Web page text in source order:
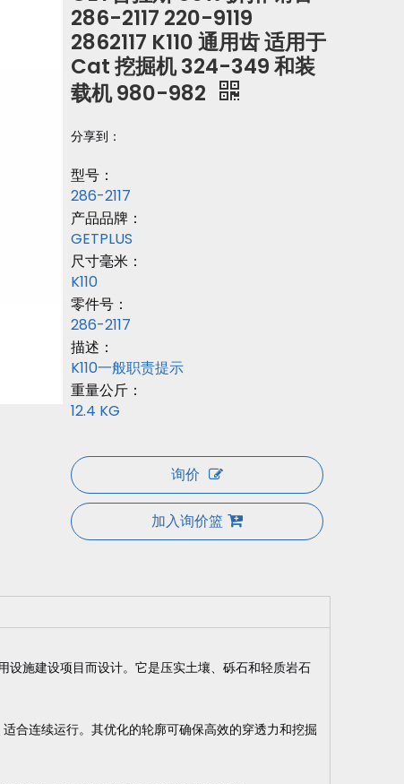
286-2117 220-9119
2862117 K110 通用齿 适用于
Cat 挖掘机 324-349 和装
载机 980-982
分享到：
型号：
286-2117
产品品牌：
GETPLUS
尺寸毫米：
K110
零件号：
286-2117
描述：
K110一般职责提示
重量公斤：
12.4 KG
询价
加入询价篮
设施建设项目而设计。它是压实土壤、砾石和轻质岩石
合连续运行。其优化的轮廓可确保高效的穿透力和挖掘